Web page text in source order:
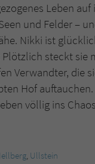
Leben
und Felder –
Nikki ist
steckt sie
Verwandter, die
Hof
völlig ins
, Ullstein